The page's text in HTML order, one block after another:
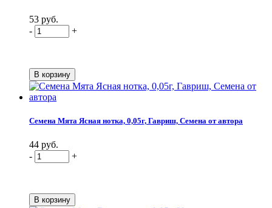
53 руб.
-
+
Семена Мята Ясная нотка, 0,05г, Гавриш, Семена от автора
44 руб.
-
+